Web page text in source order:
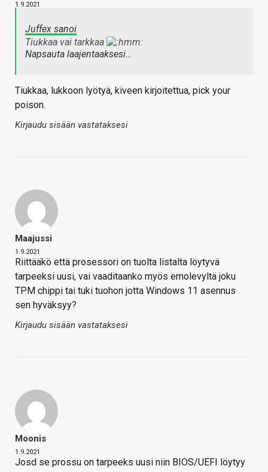
1.9.2021
Juffex sanoi
Tiukkaa vai tarkkaa
Napsauta laajentaaksesi…
Tiukkaa, lukkoon lyötyä, kiveen kirjoitettua, pick your
poison.
Kirjaudu sisään vastataksesi
Maajussi
1.9.2021
Riittääkö että prosessori on tuolta listalta löytyvä
tarpeeksi uusi, vai vaaditaanko myös emolevyltä joku
TPM chippi tai tuki tuohon jotta Windows 11 asennus
sen hyväksyy?
Kirjaudu sisään vastataksesi
Moonis
1.9.2021
Josd se prossu on tarpeeks uusi niin BIOS/UEFI löytyy